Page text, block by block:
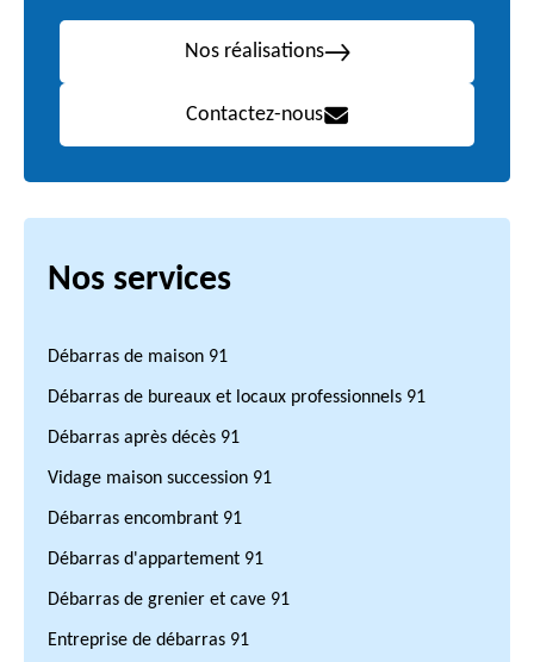
Nos réalisations
Contactez-nous
Nos services
Débarras de maison 91
Débarras de bureaux et locaux professionnels 91
Débarras après décès 91
Vidage maison succession 91
Débarras encombrant 91
Débarras d'appartement 91
Débarras de grenier et cave 91
Entreprise de débarras 91